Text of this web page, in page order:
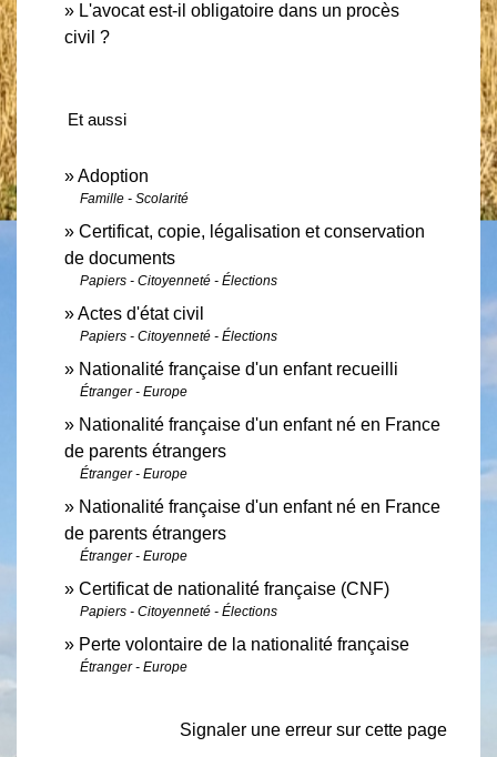
L'avocat est-il obligatoire dans un procès
civil ?
Et aussi
Adoption
Famille - Scolarité
Certificat, copie, légalisation et conservation
de documents
Papiers - Citoyenneté - Élections
Actes d'état civil
Papiers - Citoyenneté - Élections
Nationalité française d'un enfant recueilli
Étranger - Europe
Nationalité française d'un enfant né en France
de parents étrangers
Étranger - Europe
Nationalité française d'un enfant né en France
de parents étrangers
Étranger - Europe
Certificat de nationalité française (CNF)
Papiers - Citoyenneté - Élections
Perte volontaire de la nationalité française
Étranger - Europe
Signaler une erreur sur cette page